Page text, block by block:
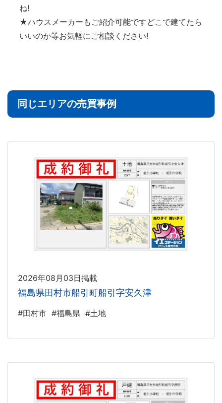
ね!
★ハウスメーカーもご紹介可能ですどこで建てたら
いいのか等お気軽にご相談ください!
同じエリアの売買事例
2026年08月03日掲載
福島県田村市船引町船引字安久津
#田村市 #福島県 #土地